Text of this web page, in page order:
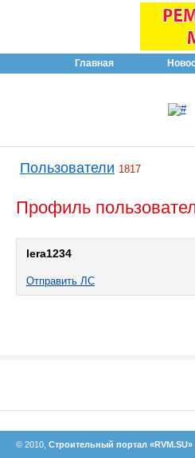
Главная
Пользователи 1817
Профиль
lera1234
Отправить ЛС
© 2010, Строительный портал